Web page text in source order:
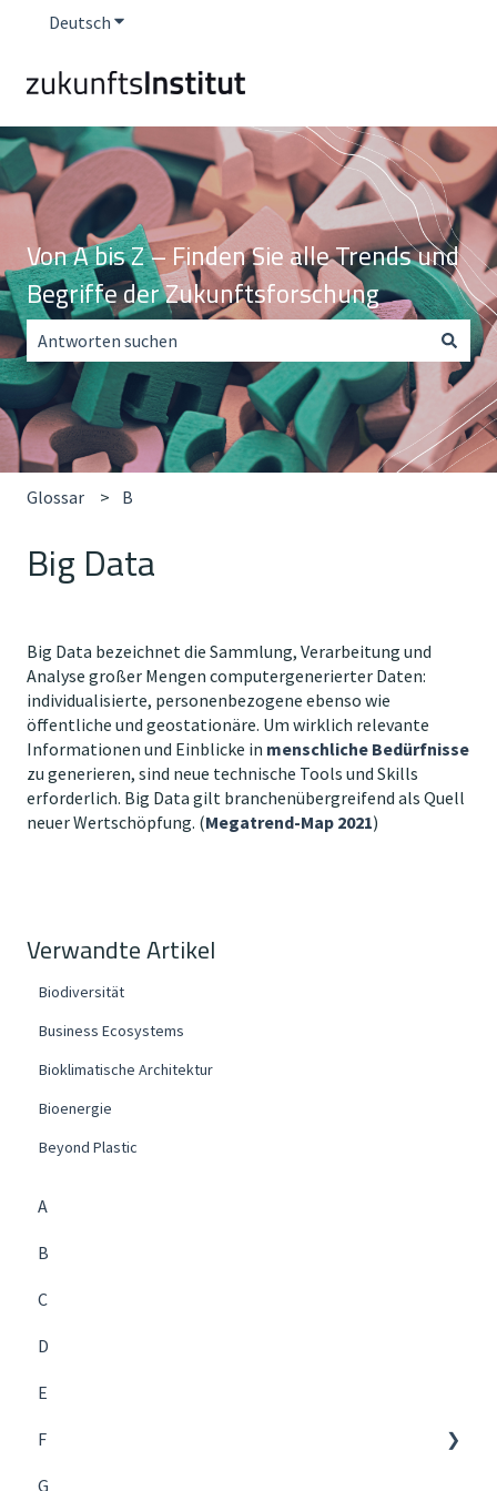
Deutsch Untermenü für Übersetzungen anzeigen
Von A bis Z – Finden Sie alle Trends und
Begriffe der Zukunftsforschung
Es gibt keine Vorschläge, da das Suchfeld leer ist.
Glossar B
Big Data
Big Data bezeichnet die Sammlung, Verarbeitung und
Analyse großer Mengen computergenerierter Daten:
individualisierte, personenbezogene ebenso wie
öffentliche und geostationäre. Um wirklich relevante
Informationen und Einblicke in menschliche Bedürfnisse
zu generieren, sind neue technische Tools und Skills
erforderlich. Big Data gilt branchenübergreifend als Quell
neuer Wertschöpfung. (Megatrend-Map 2021)
Verwandte Artikel
Biodiversität
Business Ecosystems
Bioklimatische Architektur
Bioenergie
Beyond Plastic
A
B
C
D
E
F
G